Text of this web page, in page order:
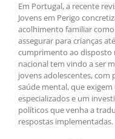
Em Portugal, a recente
Jovens em Perigo
acolhimento familiar
assegurar para crianças
cumprimento ao disposto
nacional tem vindo a ser
jovens adolescentes,
saúde mental, que
especializados e um
políticos que venha a
respostas implementadas.